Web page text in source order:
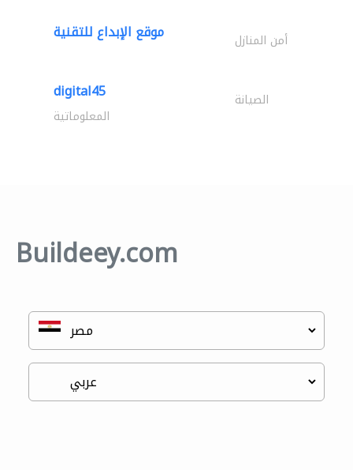
موقع الإبداع للتقنية أمن المنازل
digital45 الصيانة
المعلوماتية
Buildeey.com